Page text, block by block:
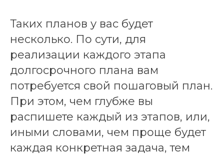
Таких планов у вас будет
несколько. По сути, для
реализации каждого этапа
долгосрочного плана вам
потребуется свой пошаговый план.
При этом, чем глубже вы
распишете каждый из этапов, или,
иными словами, чем проще будет
каждая конкретная задача, тем